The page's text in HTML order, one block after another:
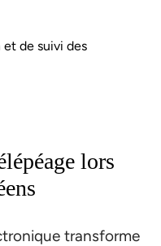
de suivi des
lors
transforme